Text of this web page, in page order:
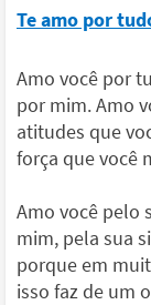
Te amo por
Amo você por
por mim. Amo
atitudes que
força que você
Amo você pelo
mim, pela sua
porque em
isso faz de um